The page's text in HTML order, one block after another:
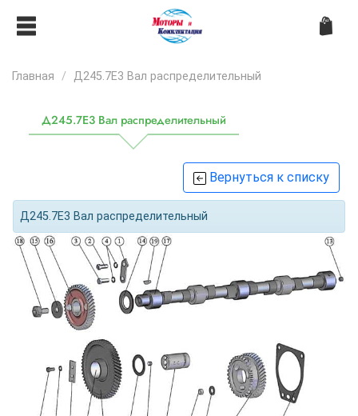
Главная Д245.7E3 Вал распределительный
Д245.7E3 Вал распределительный
Вернуться к списку
Д245.7E3 Вал распределительный